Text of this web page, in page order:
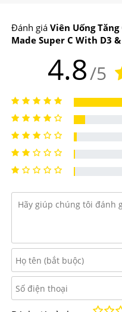
Công dụng chính củaVi
Dịch Nature Made
-Chống oxy hóa mạnh,
da
-Giảm vết thâm sạm, đồi
căng mịn
-Tăng cường hệ thống
trước virus, vi khuẩn,
-Làm giảm nguy cơ mắc
Đánh giá Viên Uống
Made Super C With D3
4.8/5